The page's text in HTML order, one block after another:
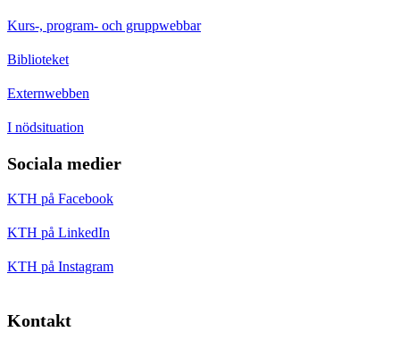
Kurs-, program- och gruppwebbar
Biblioteket
Externwebben
I nödsituation
Sociala medier
KTH på Facebook
KTH på LinkedIn
KTH på Instagram
Kontakt